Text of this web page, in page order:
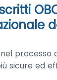
nel
sicure ed